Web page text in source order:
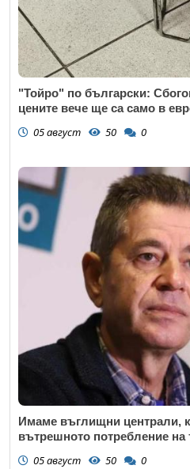
"Тойро" по български:
цените вече ще са само в
05 август 50 0
Имаме въглищни централи,
вътрешното потребление на
05 август 50 0